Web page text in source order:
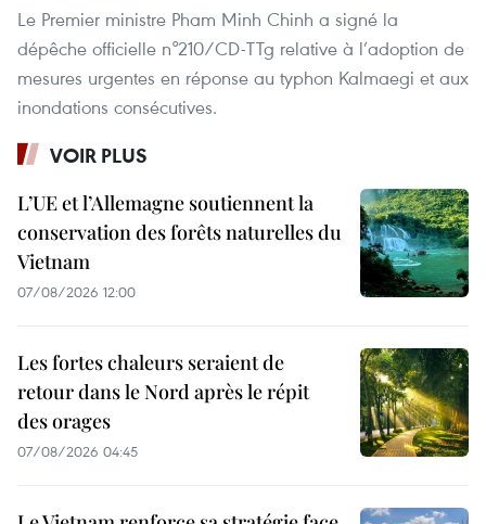
Le Premier ministre Pham Minh Chinh a signé la
dépêche officielle n°210/CD-TTg relative à l’adoption de
mesures urgentes en réponse au typhon Kalmaegi et aux
inondations consécutives.
VOIR PLUS
L’UE et l’Allemagne soutiennent la
conservation des forêts naturelles du
Vietnam
07/08/2026 12:00
Les fortes chaleurs seraient de
retour dans le Nord après le répit
des orages
07/08/2026 04:45